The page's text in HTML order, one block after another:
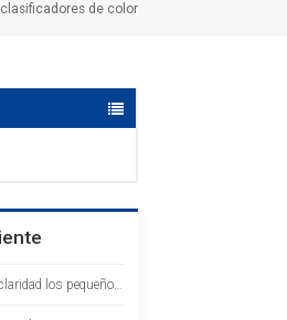
de color
El clasificador de color HD con IA los identifica de un vistazo.